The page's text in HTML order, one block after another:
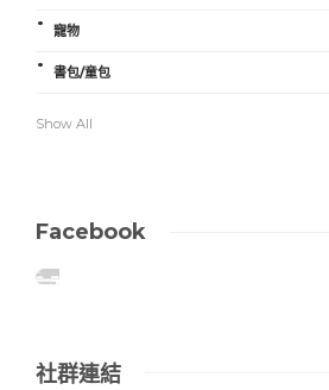
寵物
書包/童包
Show All
Facebook
社群連結